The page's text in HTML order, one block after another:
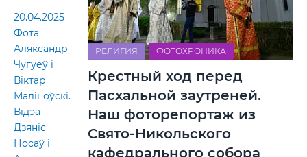
20.04.2025
Фота:
Аляксандр
Чугуеў i
Вiктар
Малiноўскi.
Відэа
Дзяніс
Носаў і
РЕЛИГИЯ ФОТОХРОНИКА
Крестный ход перед
Пасхальной заутреней.
Наш фоторепортаж из
Свято-Никольского
кафедрального собора